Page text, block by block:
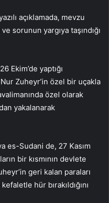
açıklamada, mevzu
sorunun yargıya taşındığı
Ekim’de yaptığı
Zuheyr’in özel bir uçakla
özel olarak
yakalanarak
es-Sudani de, 27 Kasım
bir kısmının devlete
geri kalan paraları
hür bırakıldığını